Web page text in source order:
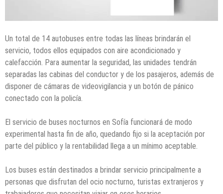
Un total de 14 autobuses entre todas las líneas brindarán el
servicio, todos ellos equipados con aire acondicionado y
calefacción. Para aumentar la seguridad, las unidades tendrán
separadas las cabinas del conductor y de los pasajeros, además de
disponer de cámaras de videovigilancia y un botón de pánico
conectado con la policía.
El servicio de buses nocturnos en Sofía funcionará de modo
experimental hasta fin de año, quedando fijo si la aceptación por
parte del público y la rentabilidad llega a un mínimo aceptable.
Los buses están destinados a brindar servicio principalmente a
personas que disfrutan del ocio nocturno, turistas extranjeros y